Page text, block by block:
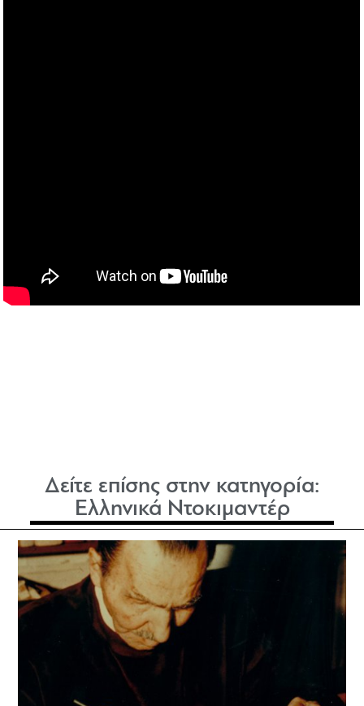
Δείτε επίσης στην κατηγορία:
Ελληνικά Ντοκιμαντέρ